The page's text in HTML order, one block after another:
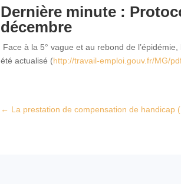
Dernière minute :
décembre
Face à la 5° vague et au rebond de
été actualisé (http://travail-emploi.gouv.fr/MG/
← La prestation de compensation de handicap